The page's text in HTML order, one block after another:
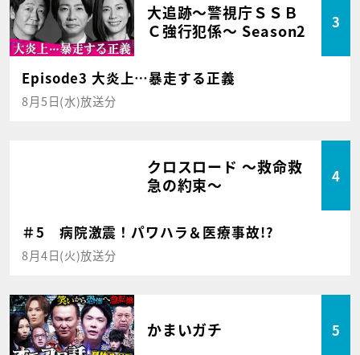
大追跡～警視庁ＳＳＢ
Ｃ強行犯係～ Season2
3
Episode3 大炎上…暴走する正義
8月5日(水)放送分
クロスロード ～救命救
急の約束～
4
＃5 病院激震！パワハラ＆医療事故!?
8月4日(火)放送分
かまいガチ 5